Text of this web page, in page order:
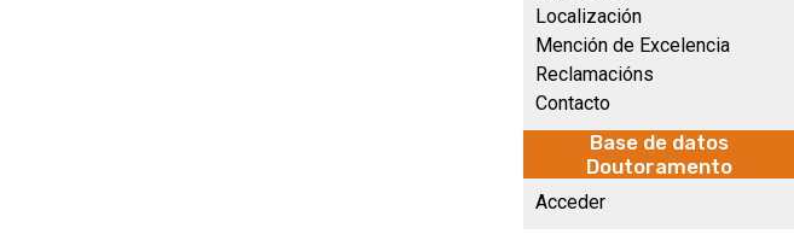
Localización
Mención de Excelencia
Reclamacións
Contacto
Base de datos
Doutoramento
Acceder